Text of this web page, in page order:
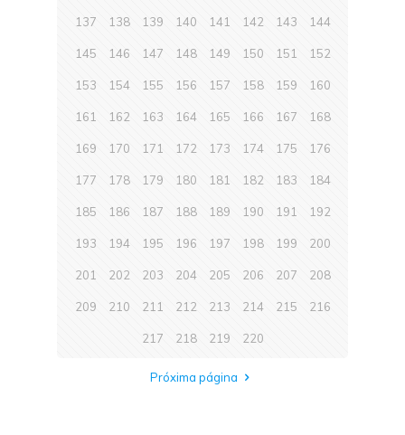
137 138 139 140 141 142 143 144
145 146 147 148 149 150 151 152
153 154 155 156 157 158 159 160
161 162 163 164 165 166 167 168
169 170 171 172 173 174 175 176
177 178 179 180 181 182 183 184
185 186 187 188 189 190 191 192
193 194 195 196 197 198 199 200
201 202 203 204 205 206 207 208
209 210 211 212 213 214 215 216
217 218 219 220
Próxima página